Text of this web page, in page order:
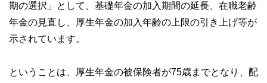
期の選択」として、基礎年金の加入期間の延長、在職老齢
年金の見直し、厚生年金の加入年齢の上限の引き上げ等が
示されています。
ということは、厚生年金の被保険者が75歳までとなり、配